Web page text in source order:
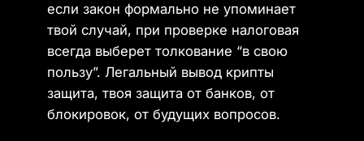
если закон формально не упоминает
твой случай, при проверке налоговая
всегда выберет толкование “в свою
пользу”. Легальный вывод крипты
защита, твоя защита от банков, от
блокировок, от будущих вопросов.